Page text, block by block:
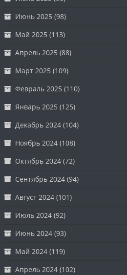
Июнь 2025 (98)
Май 2025 (113)
Апрель 2025 (88)
Март 2025 (109)
Февраль 2025 (110)
Январь 2025 (125)
Декабрь 2024 (104)
Ноябрь 2024 (108)
Октябрь 2024 (72)
Сентябрь 2024 (94)
Август 2024 (101)
Июль 2024 (92)
Июнь 2024 (93)
Май 2024 (119)
Апрель 2024 (102)